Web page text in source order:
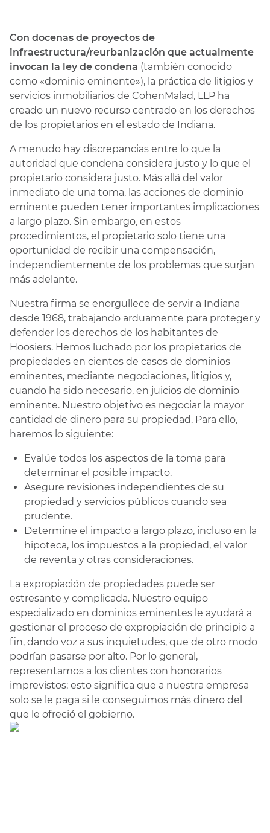
Con docenas de proyectos de
infraestructura/reurbanización que actualmente
invocan la ley de condena (también conocido
como «dominio eminente»), la práctica de litigios y
servicios inmobiliarios de CohenMalad, LLP ha
creado un nuevo recurso centrado en los derechos
de los propietarios en el estado de Indiana.
A menudo hay discrepancias entre lo que la
autoridad que condena considera justo y lo que el
propietario considera justo. Más allá del valor
inmediato de una toma, las acciones de dominio
eminente pueden tener importantes implicaciones
a largo plazo. Sin embargo, en estos
procedimientos, el propietario solo tiene una
oportunidad de recibir una compensación,
independientemente de los problemas que surjan
más adelante.
Nuestra firma se enorgullece de servir a Indiana
desde 1968, trabajando arduamente para proteger y
defender los derechos de los habitantes de
Hoosiers. Hemos luchado por los propietarios de
propiedades en cientos de casos de dominios
eminentes, mediante negociaciones, litigios y,
cuando ha sido necesario, en juicios de dominio
eminente. Nuestro objetivo es negociar la mayor
cantidad de dinero para su propiedad. Para ello,
haremos lo siguiente:
Evalúe todos los aspectos de la toma para
determinar el posible impacto.
Asegure revisiones independientes de su
propiedad y servicios públicos cuando sea
prudente.
Determine el impacto a largo plazo, incluso en la
hipoteca, los impuestos a la propiedad, el valor
de reventa y otras consideraciones.
La expropiación de propiedades puede ser
estresante y complicada. Nuestro equipo
especializado en dominios eminentes le ayudará a
gestionar el proceso de expropiación de principio a
fin, dando voz a sus inquietudes, que de otro modo
podrían pasarse por alto. Por lo general,
representamos a los clientes con honorarios
imprevistos; esto significa que a nuestra empresa
solo se le paga si le conseguimos más dinero del
que le ofreció el gobierno.